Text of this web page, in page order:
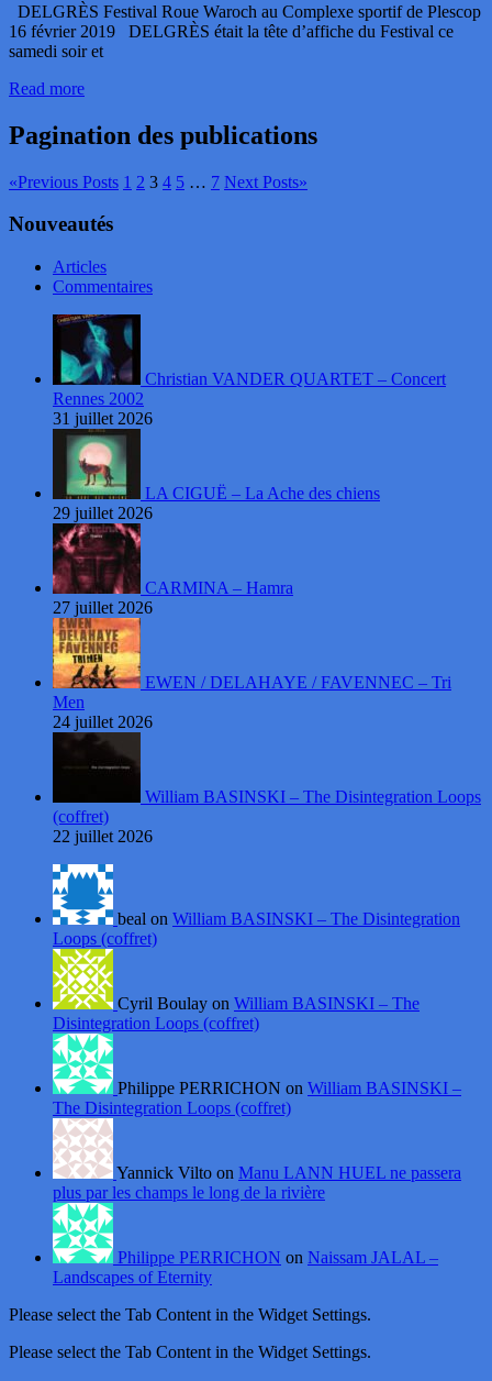
DELGRÈS Festival Roue Waroch au Complexe sportif de Plescop
16 février 2019 DELGRÈS était la tête d’affiche du Festival ce
samedi soir et
Read more
Pagination des publications
«Previous Posts 1 2 3 4 5 … 7 Next Posts»
Nouveautés
Articles
Commentaires
Christian VANDER QUARTET – Concert
Rennes 2002
31 juillet 2026
LA CIGUË – La Ache des chiens
29 juillet 2026
CARMINA – Hamra
27 juillet 2026
EWEN / DELAHAYE / FAVENNEC – Tri
Men
24 juillet 2026
William BASINSKI – The Disintegration Loops
(coffret)
22 juillet 2026
beal on William BASINSKI – The Disintegration
Loops (coffret)
Cyril Boulay on William BASINSKI – The
Disintegration Loops (coffret)
Philippe PERRICHON on William BASINSKI –
The Disintegration Loops (coffret)
Yannick Vilto on Manu LANN HUEL ne passera
plus par les champs le long de la rivière
Philippe PERRICHON on Naissam JALAL –
Landscapes of Eternity
Please select the Tab Content in the Widget Settings.
Please select the Tab Content in the Widget Settings.